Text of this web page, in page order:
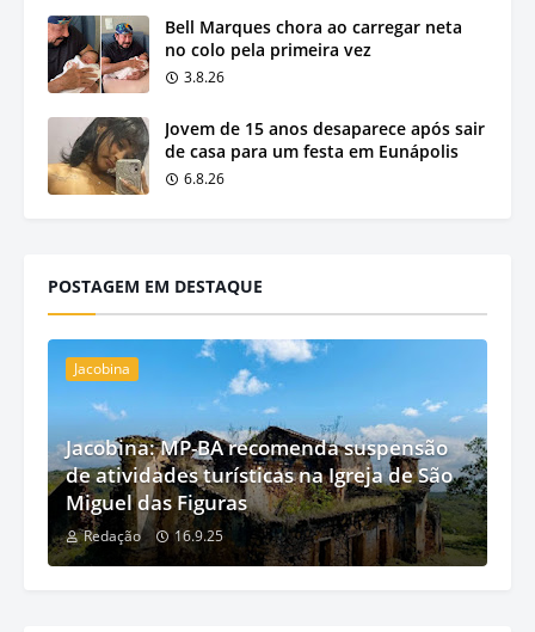
Bell Marques chora ao carregar neta
no colo pela primeira vez
3.8.26
Jovem de 15 anos desaparece após sair
de casa para um festa em Eunápolis
6.8.26
POSTAGEM EM DESTAQUE
Jacobina
Jacobina: MP-BA recomenda suspensão
de atividades turísticas na Igreja de São
Miguel das Figuras
Redação 16.9.25